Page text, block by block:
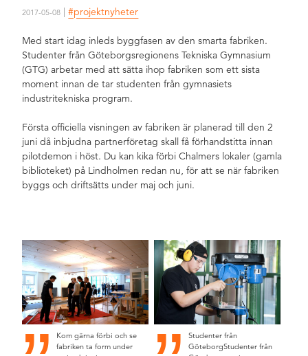
2017-05-08 |#projektnyheter
​Med start idag inleds byggfasen av den smarta fabriken.
Studenter från Göteborgsregionens Tekniska Gymnasium
(GTG) arbetar med att sätta ihop fabriken som ett sista
moment innan de tar studenten från gymnasiets
industritekniska program.
Första officiella visningen av fabriken är planerad till den 2
juni då inbjudna partnerföretag skall få förhandstitta innan
pilotdemon i höst. Du kan kika förbi Chalmers lokaler (gamla
biblioteket) på Lindholmen redan nu, för att se när fabriken
byggs och driftsätts under maj och juni.
Kom gärna förbi och se
fabriken ta form under
Studenter från
GöteborgStudenter från